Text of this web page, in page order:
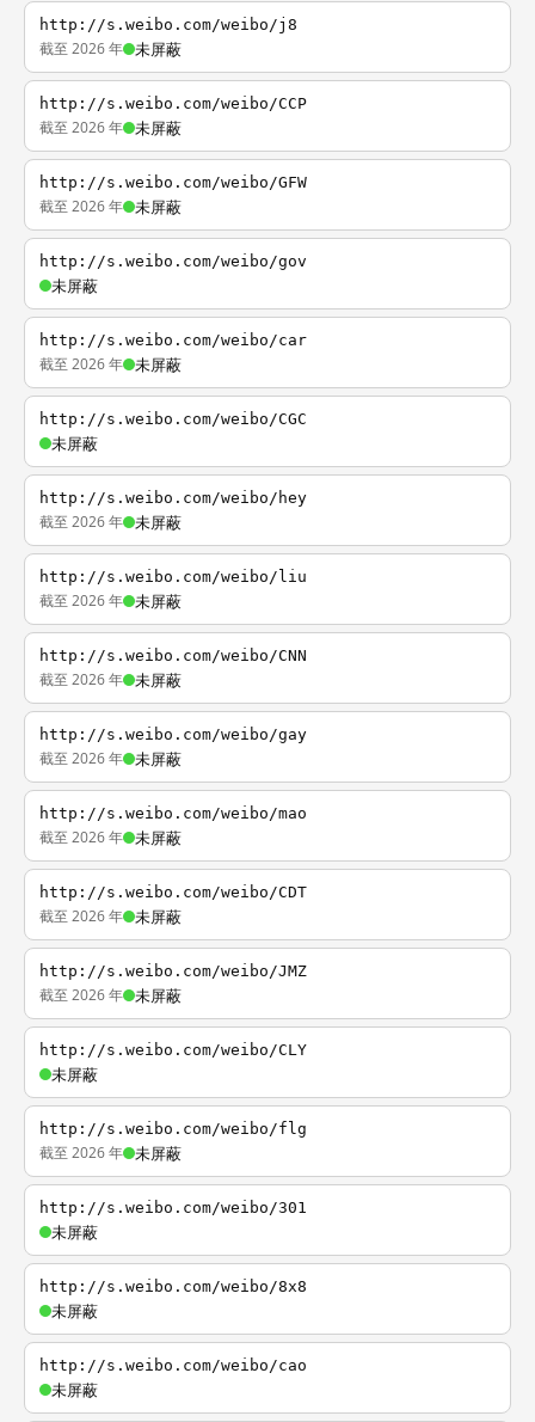
http://s.weibo.com/weibo/j8
截至 2026 年 未屏蔽
http://s.weibo.com/weibo/CCP
截至 2026 年 未屏蔽
http://s.weibo.com/weibo/GFW
截至 2026 年 未屏蔽
http://s.weibo.com/weibo/gov
未屏蔽
http://s.weibo.com/weibo/car
截至 2026 年 未屏蔽
http://s.weibo.com/weibo/CGC
未屏蔽
http://s.weibo.com/weibo/hey
截至 2026 年 未屏蔽
http://s.weibo.com/weibo/liu
截至 2026 年 未屏蔽
http://s.weibo.com/weibo/CNN
截至 2026 年 未屏蔽
http://s.weibo.com/weibo/gay
截至 2026 年 未屏蔽
http://s.weibo.com/weibo/mao
截至 2026 年 未屏蔽
http://s.weibo.com/weibo/CDT
截至 2026 年 未屏蔽
http://s.weibo.com/weibo/JMZ
截至 2026 年 未屏蔽
http://s.weibo.com/weibo/CLY
未屏蔽
http://s.weibo.com/weibo/flg
截至 2026 年 未屏蔽
http://s.weibo.com/weibo/301
未屏蔽
http://s.weibo.com/weibo/8x8
未屏蔽
http://s.weibo.com/weibo/cao
未屏蔽